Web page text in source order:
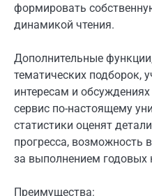
формировать
динамикой чтения.
Дополнительные
тематических подборок,
интересам и
сервис по-настоящему
статистики оценят
прогресса, возможность
за выполнением
Преимущества: